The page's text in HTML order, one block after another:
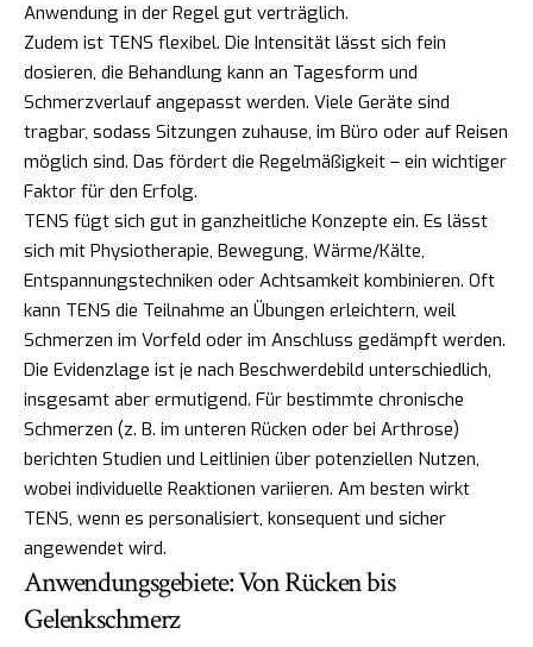
Anwendung in der Regel gut verträglich.
Zudem ist TENS flexibel. Die Intensität lässt sich fein
dosieren, die Behandlung kann an Tagesform und
Schmerzverlauf angepasst werden. Viele Geräte sind
tragbar, sodass Sitzungen zuhause, im Büro oder auf Reisen
möglich sind. Das fördert die Regelmäßigkeit – ein wichtiger
Faktor für den Erfolg.
TENS fügt sich gut in ganzheitliche Konzepte ein. Es lässt
sich mit Physiotherapie, Bewegung, Wärme/Kälte,
Entspannungstechniken oder Achtsamkeit kombinieren. Oft
kann TENS die Teilnahme an Übungen erleichtern, weil
Schmerzen im Vorfeld oder im Anschluss gedämpft werden.
Die Evidenzlage ist je nach Beschwerdebild unterschiedlich,
insgesamt aber ermutigend. Für bestimmte chronische
Schmerzen (z. B. im unteren Rücken oder bei Arthrose)
berichten Studien und Leitlinien über potenziellen Nutzen,
wobei individuelle Reaktionen variieren. Am besten wirkt
TENS, wenn es personalisiert, konsequent und sicher
angewendet wird.
Anwendungsgebiete: Von Rücken bis
Gelenkschmerz